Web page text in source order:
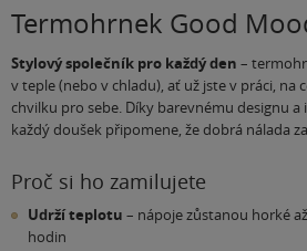
Termohrnek Good
Stylový společník pro každý den –
v teple (nebo v chladu), ať už jste v práci, na
chvilku pro sebe. Díky barevnému designu
každý doušek připomene, že dobrá nálada
Proč si ho zamilujete
Udrží teplotu – nápoje zůstanou horké
hodin